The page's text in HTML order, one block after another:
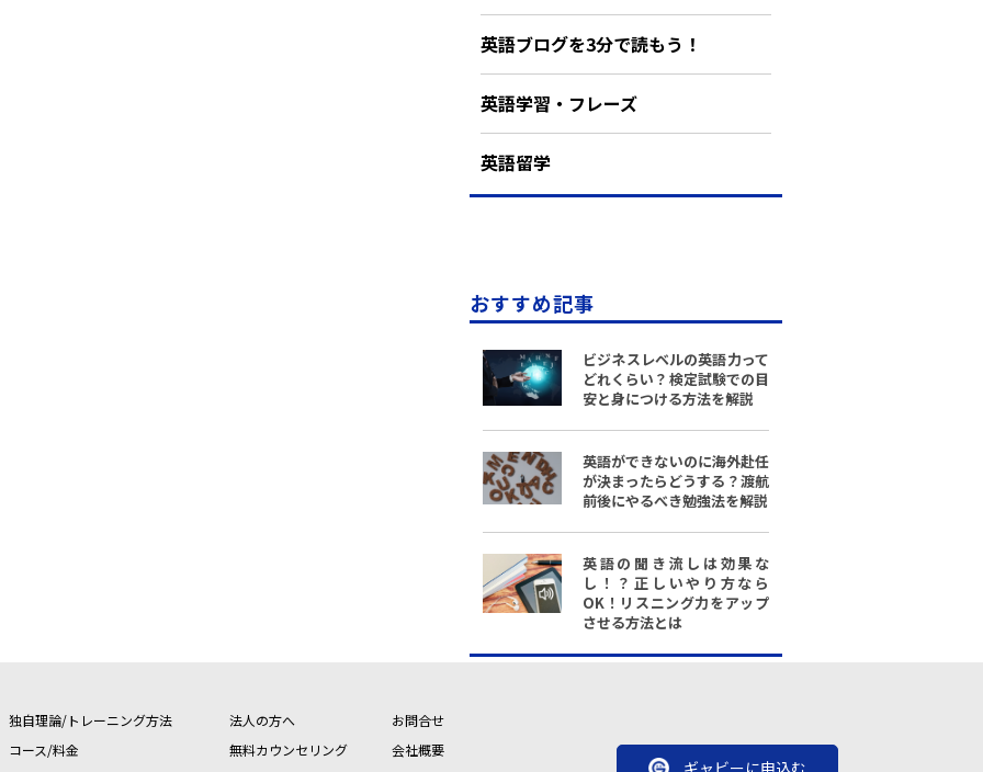
英語ブログを3分で読もう！
英語学習・フレーズ
英語留学
おすすめ記事
ビジネスレベルの英語力って
どれくらい？検定試験での目
安と身につける方法を解説
英語ができないのに海外赴任
が決まったらどうする？渡航
前後にやるべき勉強法を解説
英語の聞き流しは効果な
し！？正しいやり方なら
OK！リスニング力をアップ
させる方法とは
独自理論/トレーニング方法
コース/料金
法人の方へ
無料カウンセリング
お問合せ
会社概要